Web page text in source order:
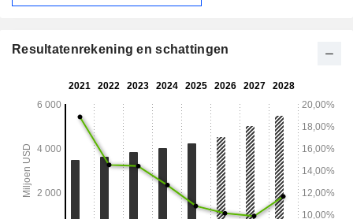
Resultatenrekening en schattingen